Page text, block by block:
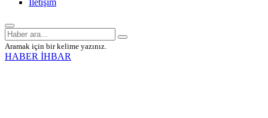
İletişim
Aramak için bir kelime yazınız.
HABER İHBAR